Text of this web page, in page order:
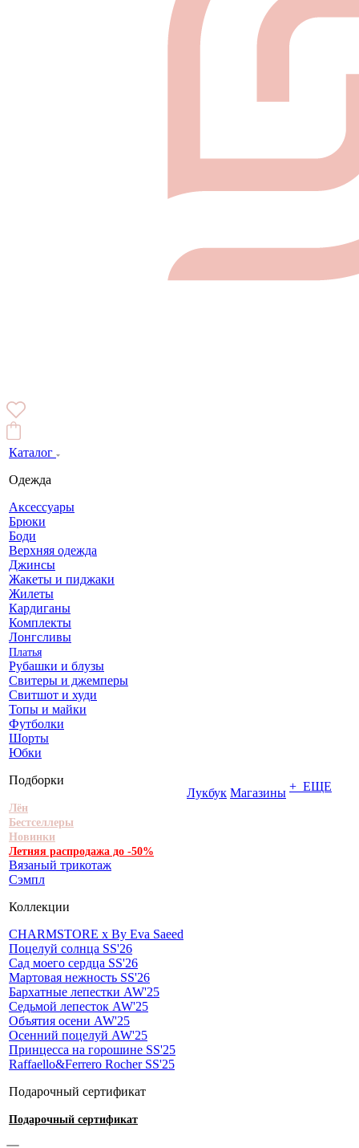
Каталог
Одежда
Аксессуары
Брюки
Боди
Верхняя одежда
Джинсы
Жакеты и пиджаки
Жилеты
Кардиганы
Комплекты
Лонгсливы
Платья
Рубашки и блузы
Свитеры и джемперы
Свитшот и худи
Топы и майки
Футболки
Шорты
Юбки
Подборки
Лён
Бестселлеры
Новинки
Летняя распродажа до -50%
Вязаный трикотаж
Сэмпл
Коллекции
CHARMSTORE х By Eva Saeed
Поцелуй солнца SS'26
Сад моего сердца SS'26
Мартовая нежность SS'26
Бархатные лепестки AW'25
Седьмой лепесток AW'25
Объятия осени AW'25
Осенний поцелуй AW'25
Принцесса на горошине SS'25
Raffaello&Ferrero Rocher SS'25
Подарочный сертификат
Подарочный сертификат
Лукбук Магазины + ЕЩЕ